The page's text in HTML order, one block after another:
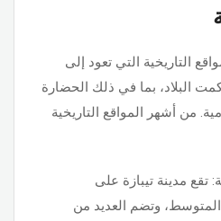
التاريخية التي تعود إلى
البلاد، بما في ذلك الحضارة
من أشهر المواقع التاريخية
تقع مدينة تيبازة على
وتضم العديد من